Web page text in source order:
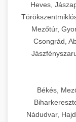
Heves,
Mezőtúr,
Csongrád,
Békés,
Nádudvar,